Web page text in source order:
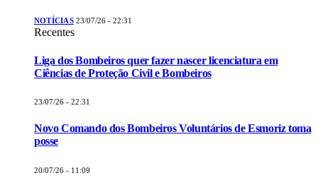
NOTÍCIAS 23/07/26 - 22:31
Recentes
Liga dos Bombeiros quer fazer nascer licenciatura em
Ciências de Proteção Civil e Bombeiros
23/07/26 - 22:31
Novo Comando dos Bombeiros Voluntários de Esmoriz toma
posse
20/07/26 - 11:09